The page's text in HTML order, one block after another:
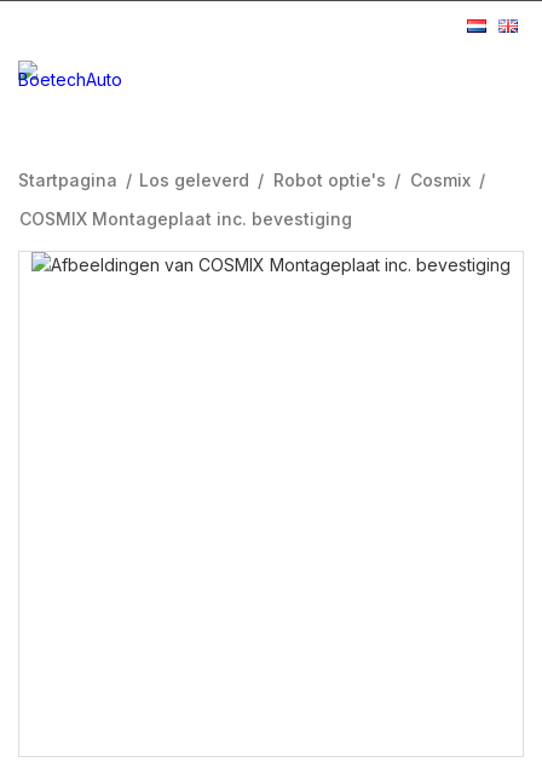
Startpagina / Los geleverd / Robot optie's / Cosmix /
COSMIX Montageplaat inc. bevestiging